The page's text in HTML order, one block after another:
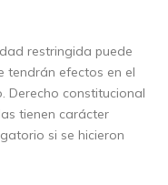
restringida puede
tendrán efectos en el
Derecho constitucional
tienen carácter
si se hicieron